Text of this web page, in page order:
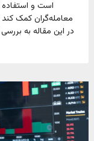
است و استفاده
معامله‌گران کمک کند
در این مقاله به